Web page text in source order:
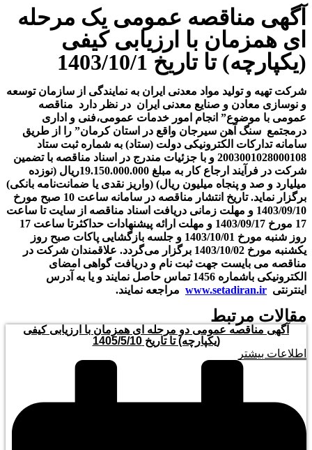
آگهی مناقصه عمومی یک مرحله
ای همزمان با ارزیابی کیفی
(یکپارچه) تا تاریخ 1403/10/1
شرکت تهیه و تولید مواد معدنی ایران به نمایندگی از سازمان توسعه
و نوسازی معادن و صنایع معدنی ایران در نظر دارد مناقصه
عمومی با موضوع” انجام امور خدمات عمومی،فنی و اداری
درمجتمع سنگ آهن سیرجان واقع در استان کرمان” را از طریق
سامانه تدارکات الکترونیکی دولت (ستاد) به شماره ثبت ستاد
2003001028000108 و با جزئیات مندرج در اسناد مناقصه با تضمین
شرکت در فرآیند ارجاع کار به مبلغ 19.150.000.000ريال (نوزده
میلیارد و صد و پنجاه میلیون ریال) (واریز نقدی یا ضمانت‌نامه بانکی)
برگزار نماید. تاریخ انتشار مناقصه در سامانه ساعت 10 صبح مورخ
1403/09/10 و مهلت زمانی دریافت اسناد مناقصه از سایت تا ساعت
17 مورخ 1403/09/17 و مهلت ارائه پیشنهادات حداکثرتا ساعت 17
روز شنبه مورخ 1403/10/01 و جلسه بازگشایی پاکات صبح روز
یکشنبه مورخ 1403/10/02 برگزار می‌گردد. علاقمندان شرکت در
مناقصه می بایست جهت ثبت نام و دریافت گواهی امضای
الکترونیکی باشماره 1456 تماس حاصل نمایند و یا به آدرس
اینترنتی www.setadiran.ir مراجعه نمایند.
مقالات مرتبط
آگهی مناقصه عمومی دو مرحله ای همزمان با ارزیابی کیفی
(یکپارچه) تا تاریخ 1405/5/10
اطلاعات بیشتر